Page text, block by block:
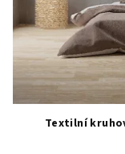
Textilní